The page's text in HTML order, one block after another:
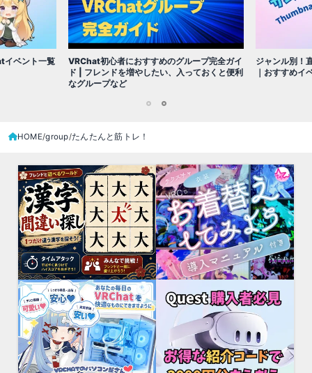
イベント一覧
VRChat初心者におすすめのグループ完全ガイ
ド | フレンドを増やしたい、入っておくと便利
なグループなど
ジャンル別！
｜おすすめイ
HOME group たんたんと筋トレ！